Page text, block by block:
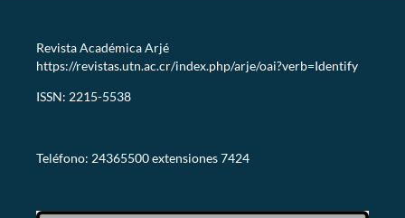
Revista Académica Arjé
https://revistas.utn.ac.cr/index.php/arje/oai?verb=Identify
ISSN: 2215-5538
Teléfono: 24365500 extensiones 7424